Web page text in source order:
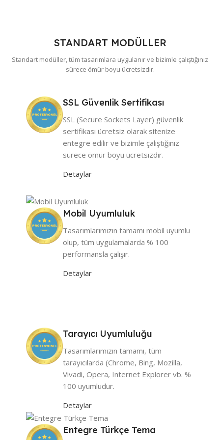
STANDART MODÜLLER
Standart modüller, tüm tasarımlara uygulanır ve bizimle çalıştığınız
sürece ömür boyu ücretsizdir.
SSL Güvenlik Sertifikası
SSL (Secure Sockets Layer) güvenlik
sertifikası ücretsiz olarak sitenize
entegre edilir ve bizimle çalıştığınız
sürece ömür boyu ücretsizdir.
Detaylar
Mobil Uyumluluk
Tasarımlarımızın tamamı mobil uyumlu
olup, tüm uygulamalarda % 100
performansla çalışır.
Detaylar
Tarayıcı Uyumluluğu
Tasarımlarımızın tamamı, tüm
tarayıcılarda (Chrome, Bing, Mozilla,
Vivadi, Opera, Internet Explorer vb. %
100 uyumludur.
Detaylar
Entegre Türkçe Tema